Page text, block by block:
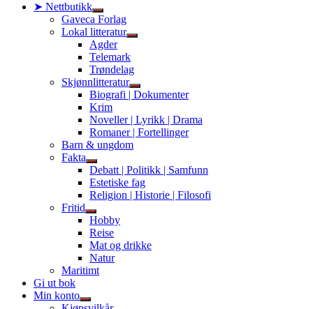
➤ Nettbutikk
Show
sub
menu
Gaveca Forlag
Lokal litteratur
Show
Agder
Telemark
Trøndelag
Skjønnlitteratur
Show
sub
Biografi | Dokumenter
Krim
Noveller | Lyrikk | Drama
Romaner | Fortellinger
Barn & ungdom
Fakta
Show
sub
menu
Debatt | Politikk | Samfunn
Estetiske fag
Religion | Historie | Filosofi
Fritid
Show
sub
menu
Hobby
Reise
Mat og drikke
Natur
Maritimt
Gi ut bok
Min konto
Show